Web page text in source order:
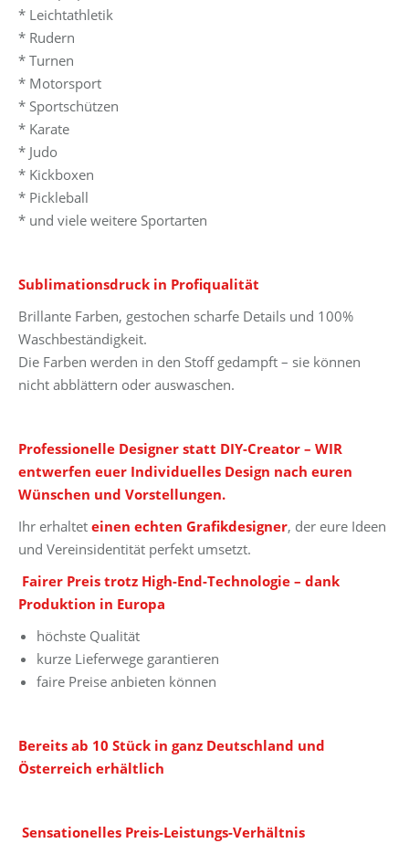
* Leichtathletik
* Rudern
* Turnen
* Motorsport
* Sportschützen
* Karate
* Judo
* Kickboxen
* Pickleball
* und viele weitere Sportarten
Sublimationsdruck in Profiqualität
Brillante Farben, gestochen scharfe Details und 100%
Waschbeständigkeit.
Die Farben werden in den Stoff gedampft – sie können
nicht abblättern oder auswaschen.
Professionelle Designer statt DIY-Creator – WIR
entwerfen euer Individuelles Design nach euren
Wünschen und Vorstellungen.
Ihr erhaltet einen echten Grafikdesigner, der eure Ideen
und Vereinsidentität perfekt umsetzt.
Fairer Preis trotz High-End-Technologie – dank
Produktion in Europa
höchste Qualität
kurze Lieferwege garantieren
faire Preise anbieten können
Bereits ab 10 Stück in ganz Deutschland und
Österreich erhältlich
Sensationelles Preis-Leistungs-Verhältnis